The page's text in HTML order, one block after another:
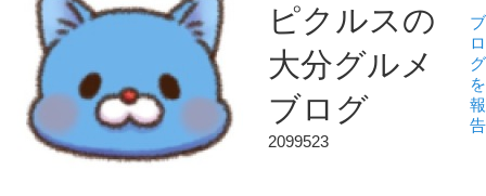
ピクルスの
大分グルメ
ブログ
2099523
ブ
ロ
グ
を
報
告